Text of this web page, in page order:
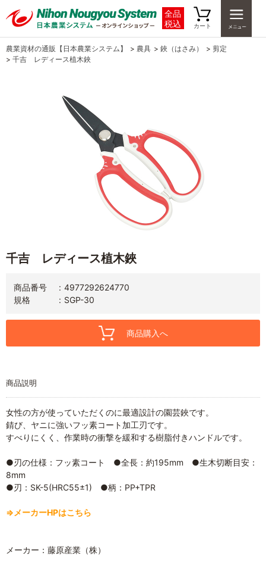
全品
税込
カート
農業資材の通販【日本農業システム】 > 農具 > 鋏（はさみ） > 剪定
> 千吉 レディース植木鋏
千吉 レディース植木鋏
商品番号
4977292624770
規格
SGP-30
商品購入へ
商品説明
女性の方が使っていただくのに最適設計の園芸鋏です。
錆び、ヤニに強いフッ素コート加工刃です。
すべりにくく、作業時の衝撃を緩和する樹脂付きハンドルです。
●刃の仕様：フッ素コート ●全長：約195mm ●生木切断目安：
8mm
●刃：SK-5(HRC55±1) ●柄：PP+TPR
⇒メーカーHPはこちら
メーカー：藤原産業（株）